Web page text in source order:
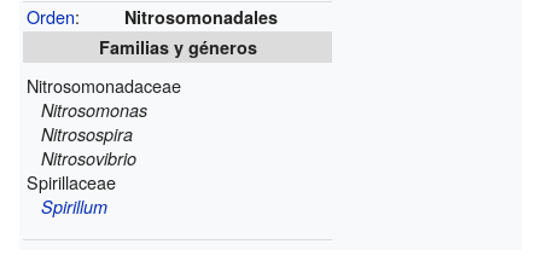
Orden:
Nitrosomonadales
Familias y géneros
Nitrosomonadaceae
Nitrosomonas
Nitrosospira
Nitrosovibrio
Spirillaceae
Spirillum